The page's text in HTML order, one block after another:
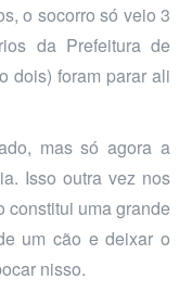
o socorro só veio 3
da Prefeitura de
dois) foram parar ali
mas só agora a
Isso outra vez nos
constitui uma grande
um cão e deixar o
nisso.